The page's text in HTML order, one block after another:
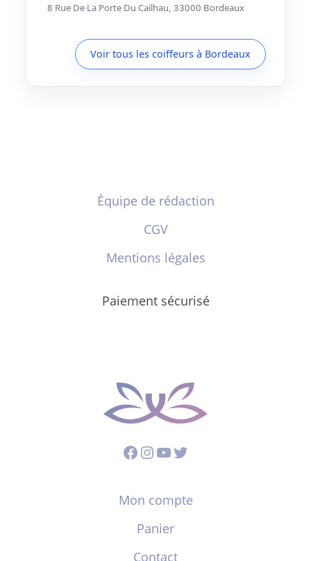
8 Rue De La Porte Du Cailhau, 33000 Bordeaux
Voir tous les coiffeurs à Bordeaux
Équipe de rédaction
CGV
Mentions légales
Paiement sécurisé
Facebook
Instagram
YouTube
Twitter
Mon compte
Panier
Contact